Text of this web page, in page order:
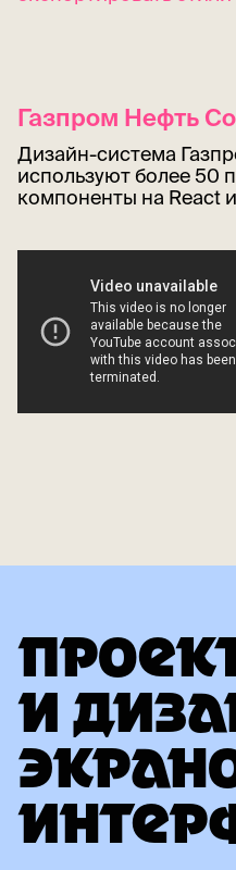
И
Газпром Нефть
Дизайн-система
используют более 50
компоненты на React